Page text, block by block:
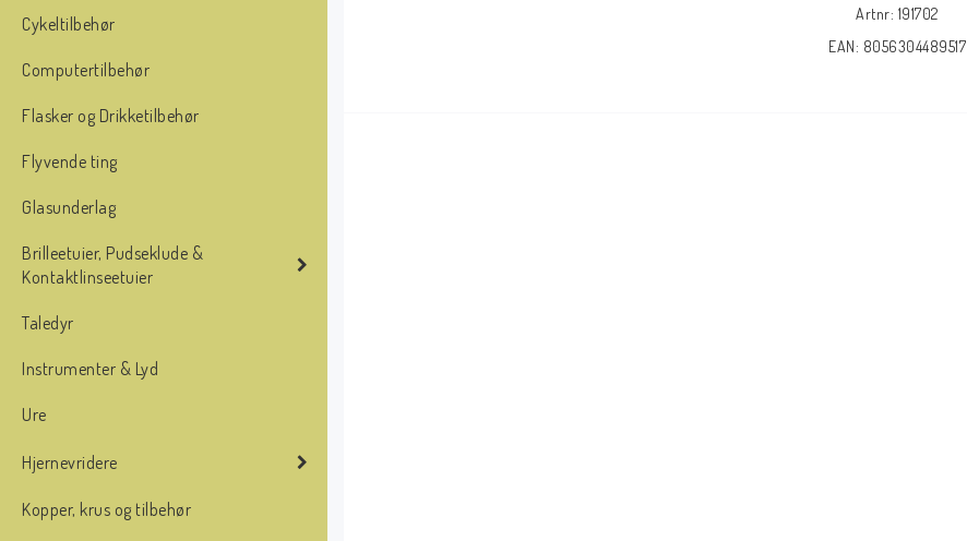
Cykeltilbehør
Computertilbehør
Flasker og Drikketilbehør
Flyvende ting
Glasunderlag
Brilleetuier, Pudseklude &
Kontaktlinseetuier
Taledyr
Instrumenter & Lyd
Ure
Hjernevridere
Kopper, krus og tilbehør
Artnr: 191702
EAN: 8056304489517